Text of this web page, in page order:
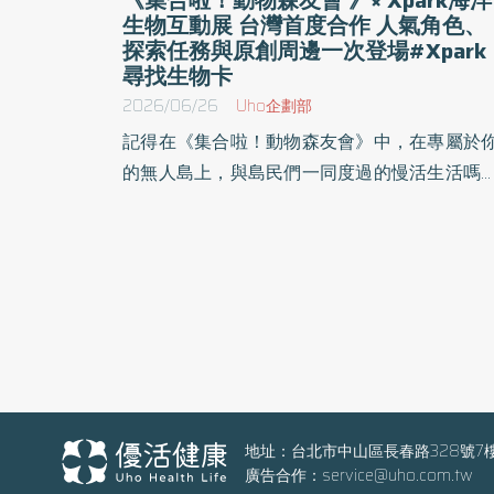
生物互動展 台灣首度合作 人氣角色、
探索任務與原創周邊一次登場#Xpark
尋找生物卡
2026/06/26 Uho企劃部
記得在《集合啦！動物森友會》中，在專屬於
的無人島上，與島民們一同度過的慢活生活嗎？
讓參與者體驗其魅力。 本次活動精選40種曾於
《集合啦！動物森友會》中登場的海洋生物走
館內，各展示水槽旁除了設置活動專屬解說看板
地址：台北市中山區長春路328號7
廣告合作： service@uho.com.tw